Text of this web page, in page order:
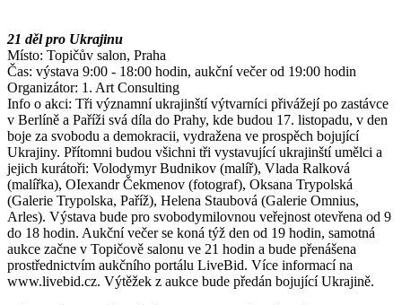
21 děl pro Ukrajinu
Místo: Topičův salon, Praha
Čas: výstava 9:00 - 18:00 hodin, aukční večer od 19:00 hodin
Organizátor: 1. Art Consulting
Info o akci: Tři významní ukrajinští výtvarníci přivážejí po zastávce
v Berlíně a Paříži svá díla do Prahy, kde budou 17. listopadu, v den
boje za svobodu a demokracii, vydražena ve prospěch bojující
Ukrajiny. Přítomni budou všichni tři vystavující ukrajinští umělci a
jejich kurátoři: Volodymyr Budnikov (malíř), Vlada Ralková
(malířka), OIexandr Čekmenov (fotograf), Oksana Trypolská
(Galerie Trypolska, Paříž), Helena Staubová (Galerie Omnius,
Arles). Výstava bude pro svobodymilovnou veřejnost otevřena od 9
do 18 hodin. Aukční večer se koná týž den od 19 hodin, samotná
aukce začne v Topičově salonu ve 21 hodin a bude přenášena
prostřednictvím aukčního portálu LiveBid. Více informací na
www.livebid.cz. Výtěžek z aukce bude předán bojující Ukrajině.